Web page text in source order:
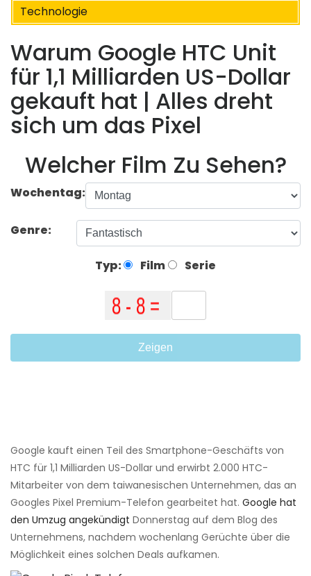
Technologie
Warum Google HTC Unit
für 1,1 Milliarden US-Dollar
gekauft hat | Alles dreht
sich um das Pixel
Welcher Film Zu Sehen?
Wochentag:
Genre:
Typ: Film Serie
Zeigen
Google kauft einen Teil des Smartphone-Geschäfts von
HTC für 1,1 Milliarden US-Dollar und erwirbt 2.000 HTC-
Mitarbeiter von dem taiwanesischen Unternehmen, das an
Googles Pixel Premium-Telefon gearbeitet hat. Google hat
den Umzug angekündigt Donnerstag auf dem Blog des
Unternehmens, nachdem wochenlang Gerüchte über die
Möglichkeit eines solchen Deals aufkamen.